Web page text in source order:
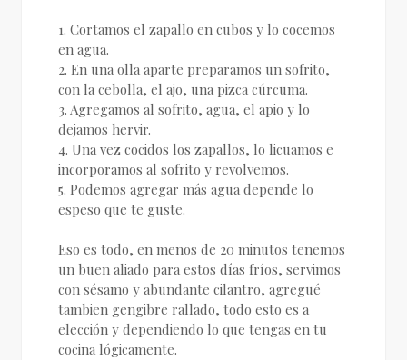
1. Cortamos el zapallo en cubos y lo cocemos
en agua.
2. En una olla aparte preparamos un sofrito,
con la cebolla, el ajo, una pizca cúrcuma.
3. Agregamos al sofrito, agua, el apio y lo
dejamos hervir.
4. Una vez cocidos los zapallos, lo licuamos e
incorporamos al sofrito y revolvemos.
5. Podemos agregar más agua depende lo
espeso que te guste.
Eso es todo, en menos de 20 minutos tenemos
un buen aliado para estos días fríos, servimos
con sésamo y abundante cilantro, agregué
tambien gengibre rallado, todo esto es a
elección y dependiendo lo que tengas en tu
cocina lógicamente.